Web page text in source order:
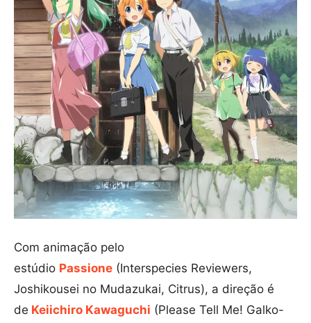
Com animação pelo
estúdio Passione (Interspecies Reviewers,
Joshikousei no Mudazukai, Citrus), a direção é
de Keiichiro Kawaguchi (Please Tell Me! Galko-